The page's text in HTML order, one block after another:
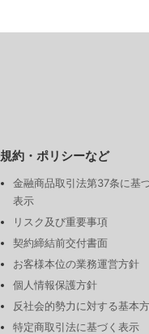
規約・ポリシーなど
金融商品取引法第37条に基
表示
リスク及び重要事項
契約締結前交付書面
お客様本位の業務運営方針
個人情報保護方針
反社会的勢力に対する基本
特定商取引法に基づく表示